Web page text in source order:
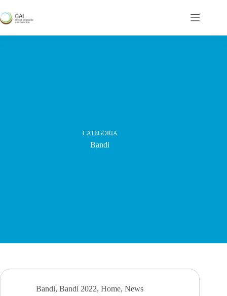
al
contenuto
CATEGORIA
Bandi
Bandi, Bandi 2022, Home, News